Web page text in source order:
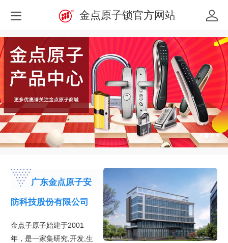
金点原子锁官方网站
广东金点原子安
防科技股份有限公司
金点子原子始建于2001
年， 是一家集研究,开发,生